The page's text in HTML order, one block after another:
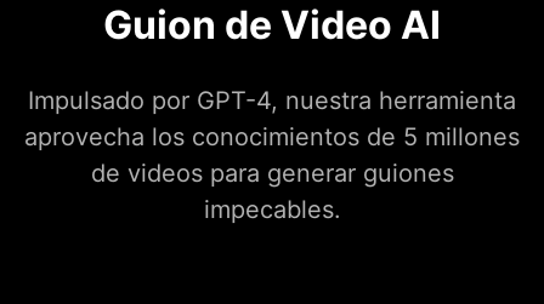
Guion de Video AI
Impulsado por GPT-4, nuestra herramienta
aprovecha los conocimientos de 5 millones
de videos para generar guiones
impecables.